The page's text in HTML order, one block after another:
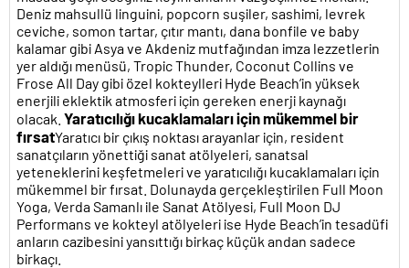
Deniz mahsullü linguini, popcorn suşiler, sashimi, levrek
ceviche, somon tartar, çıtır mantı, dana bonfile ve baby
kalamar gibi Asya ve Akdeniz mutfağından imza lezzetlerin
yer aldığı menüsü, Tropic Thunder, Coconut Collins ve
Frose All Day gibi özel kokteylleri Hyde Beach’in yüksek
enerjili eklektik atmosferi için gereken enerji kaynağı
olacak. Yaratıcılığı kucaklamaları için mükemmel bir
fırsatYaratıcı bir çıkış noktası arayanlar için, resident
sanatçıların yönettiği sanat atölyeleri, sanatsal
yeteneklerini keşfetmeleri ve yaratıcılığı kucaklamaları için
mükemmel bir fırsat. Dolunayda gerçekleştirilen Full Moon
Yoga, Verda Samanlı ile Sanat Atölyesi, Full Moon DJ
Performans ve kokteyl atölyeleri ise Hyde Beach’in tesadüfi
anların cazibesini yansıttığı birkaç küçük andan sadece
birkaçı.